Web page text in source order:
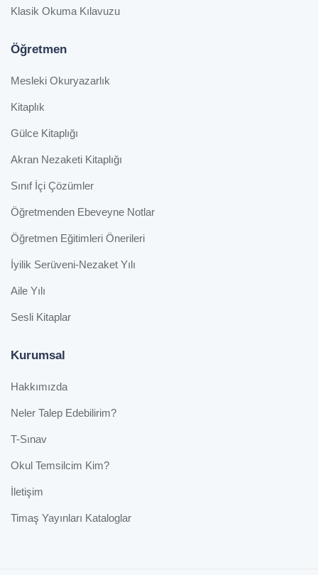
Klasik Okuma Kılavuzu
Öğretmen
Mesleki Okuryazarlık
Kitaplık
Gülce Kitaplığı
Akran Nezaketi Kitaplığı
Sınıf İçi Çözümler
Öğretmenden Ebeveyne Notlar
Öğretmen Eğitimleri Önerileri
İyilik Serüveni-Nezaket Yılı
Aile Yılı
Sesli Kitaplar
Kurumsal
Hakkımızda
Neler Talep Edebilirim?
T-Sınav
Okul Temsilcim Kim?
İletişim
Timaş Yayınları Kataloglar